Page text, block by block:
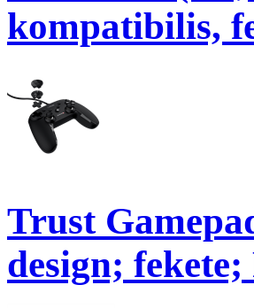
kompatibilis,
Trust
design;